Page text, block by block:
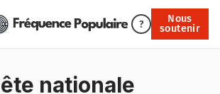
?
Nous
soutenir
Nous soutenir
nationale